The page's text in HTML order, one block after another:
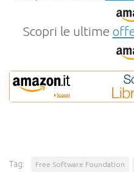
Scopri le ultime
Tag: Free Software Foundation